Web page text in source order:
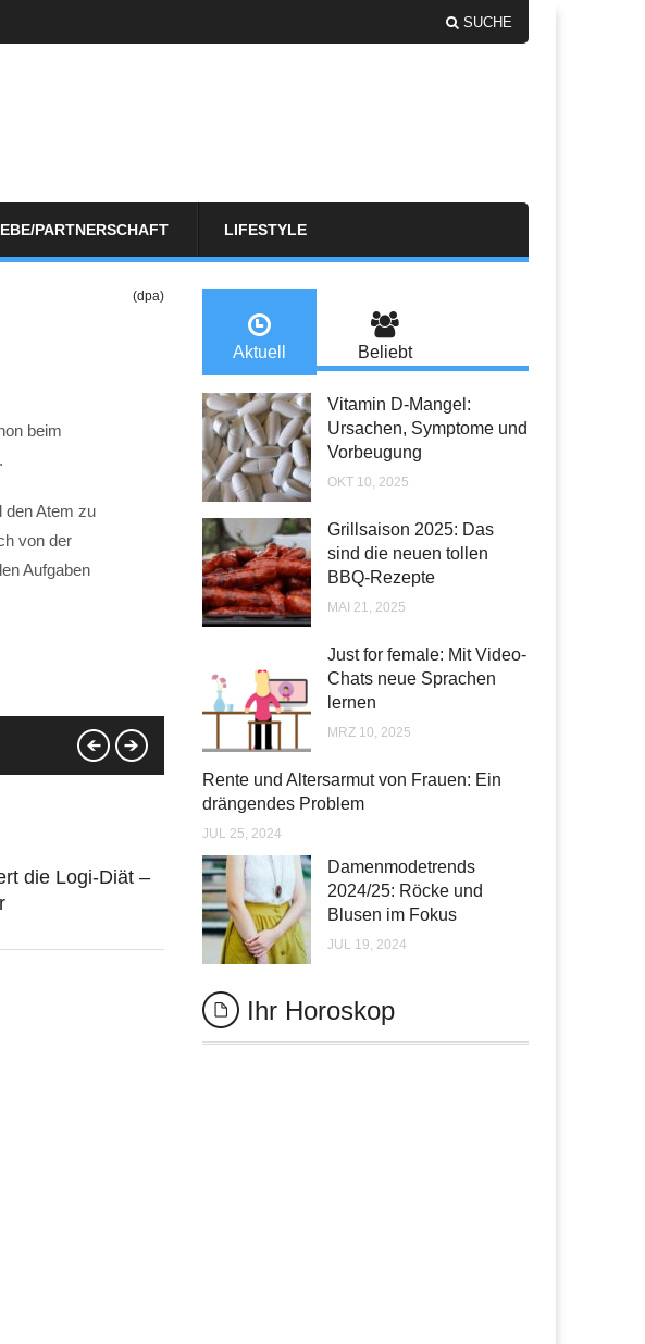
SUCHE
PARTNERSCHAFT LIFESTYLE
(dpa)
beim
den Atem zu
von der
Aufgaben
die Logi-Diät –
Aktuell Beliebt
Vitamin D-Mangel:
Ursachen, Symptome und
Vorbeugung
OKT 10, 2025
Grillsaison 2025: Das
sind die neuen tollen
BBQ-Rezepte
MAI 21, 2025
Just for female: Mit Video-
Chats neue Sprachen
lernen
MRZ 10, 2025
Rente und Altersarmut von Frauen: Ein
drängendes Problem
JUL 25, 2024
Damenmodetrends
2024/25: Röcke und
Blusen im Fokus
JUL 19, 2024
Ihr Horoskop